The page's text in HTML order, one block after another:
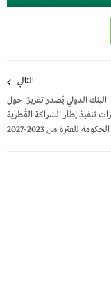
التالي
البنك الدولي يُصدر تقريرًا حول
تنفيذ إطار الشراكة القُطرية
للفترة من 2023-2027